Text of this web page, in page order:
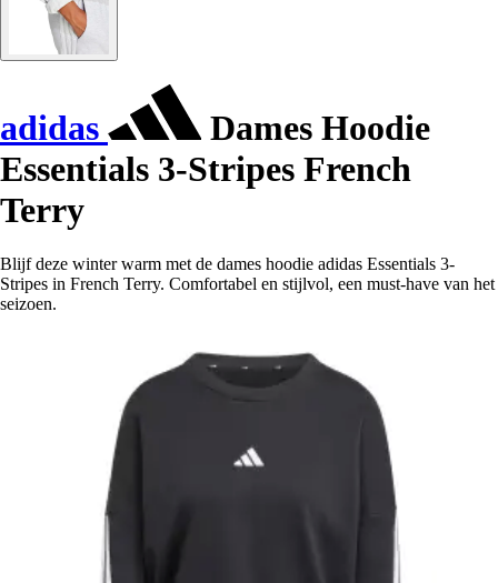
adidas
Dames Hoodie
Essentials 3-Stripes French
Terry
Blijf deze winter warm met de dames hoodie adidas Essentials 3-
Stripes in French Terry. Comfortabel en stijlvol, een must-have van het
seizoen.